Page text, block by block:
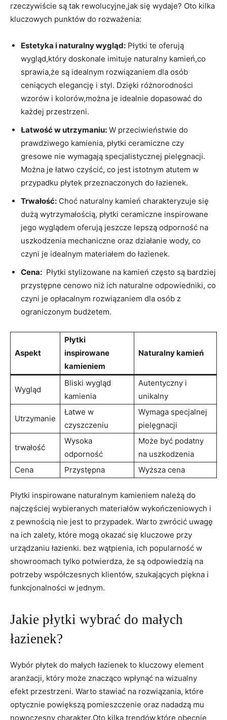
rzeczywiście są tak rewolucyjne,jak się wydaje? Oto kilka
kluczowych punktów do rozważenia:
Estetyka i naturalny wygląd: Płytki te oferują
wygląd,który ⁤doskonale imituje naturalny kamień,co
sprawia,że⁢ są idealnym rozwiązaniem dla osób
ceniących elegancję i styl. ⁢Dzięki różnorodności
wzorów ⁢i kolorów,można je idealnie​ dopasować‌ do
każdej przestrzeni.
Łatwość w ⁣utrzymaniu: W przeciwieństwie⁤ do⁣
prawdziwego kamienia, płytki ceramiczne​ czy
⁤gresowe nie wymagają specjalistycznej pielęgnacji.
Można ‌je łatwo czyścić, co jest istotnym atutem w
przypadku płytek przeznaczonych do łazienek.
Trwałość: Choć naturalny kamień charakteryzuje się
‌dużą wytrzymałością, płytki ceramiczne ‌inspirowane
jego ⁣wyglądem oferują jeszcze ​lepszą odporność na
‍uszkodzenia mechaniczne oraz działanie‌ wody, ⁢co
⁣czyni je idealnym materiałem do łazienek.
Cena: ⁢ Płytki stylizowane na kamień często są bardziej
przystępne cenowo niż ich naturalne odpowiedniki, co
czyni ‍je opłacalnym rozwiązaniem dla osób z
ograniczonym budżetem.
Aspekt
Płytki
inspirowane
kamieniem
Naturalny kamień
Wygląd
Bliski wygląd⁤
kamienia
Autentyczny ⁤i
unikalny
Utrzymanie
Łatwe w
czyszczeniu
Wymaga specjalnej
pielęgnacji
trwałość
Wysoka
odporność
Może być podatny
na uszkodzenia
Cena
Przystępna Wyższa cena
Płytki inspirowane naturalnym kamieniem ⁣należą do
najczęściej wybieranych materiałów wykończeniowych i
z pewnością‌ nie jest to przypadek. Warto zwrócić uwagę
na ich zalety, które mogą​ okazać się kluczowe‍ przy
urządzaniu łazienki.‌ bez wątpienia, ich popularność w
showroomach tylko⁣ potwierdza, że są odpowiedzią na
potrzeby współczesnych klientów, szukających piękna i
funkcjonalności w jednym.
Jakie płytki wybrać do małych
łazienek?
Wybór płytek⁣ do małych łazienek to kluczowy element
⁣aranżacji, który może znacząco⁤ wpłynąć na wizualny
efekt przestrzeni. Warto stawiać na rozwiązania, które
optycznie powiększą pomieszczenie oraz nadadzą mu
⁤nowoczesny charakter.Oto kilka trendów,które obecnie